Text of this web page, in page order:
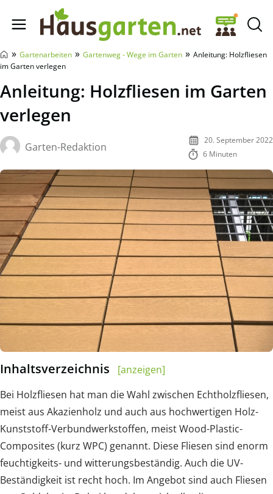
Hausgarten.net
» Gartenarbeiten » Gartenweg - Wege im Garten » Anleitung: Holzfliesen
im Garten verlegen
Anleitung: Holzfliesen im Garten
verlegen
Garten-Redaktion
20. September 2022
6 Minuten
Inhaltsverzeichnis
[anzeigen]
Bei Holzfliesen hat man die Wahl zwischen Echtholzfliesen,
meist aus Akazienholz und auch aus hochwertigen Holz-
Kunststoff-Verbundwerkstoffen, meist Wood-Plastic-
Composites (kurz WPC) genannt. Diese Fliesen sind enorm
feuchtigkeits- und witterungsbeständig. Auch die UV-
Beständigkeit ist recht hoch. Im Angebot sind auch Fliesen